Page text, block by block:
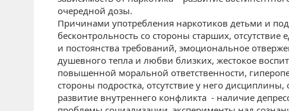
очередной дозы.
Причинами употребления наркотиков детьми и
бесконтрольность со стороны старших,
и постоянства требований, эмоциональное
душевного тепла и любви близких, жестокое
повышенной моральной ответственности,
стороны подростка, отсутствие у него
развитие внутреннего конфликта - наличие